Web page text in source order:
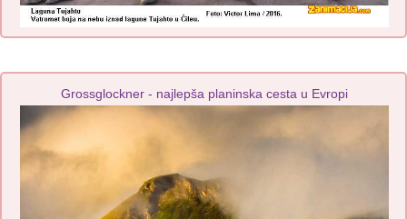
Grossglockner - najlepša planinska cesta u Evropi